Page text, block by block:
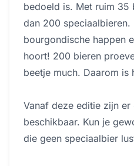
bedoeld is. Met ruim 35
dan 200
bourgondische happen
hoort! 200 bieren
beetje much. Daarom is
Vanaf deze editie zijn
beschikbaar. Kun je
die geen speciaalbier